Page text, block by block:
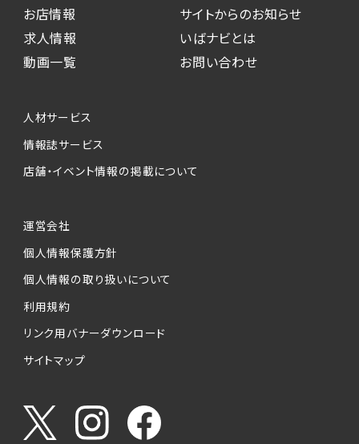
お店情報
求人情報
動画一覧
サイトからのお知らせ
いばナビとは
お問い合わせ
人材サービス
情報誌サービス
店舗・イベント情報の掲載について
運営会社
個人情報保護方針
個人情報の取り扱いについて
利用規約
リンク用バナーダウンロード
サイトマップ